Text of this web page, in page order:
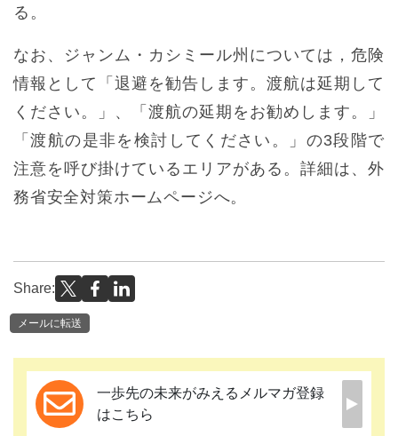
る。
なお、ジャンム・カシミール州については，危険
情報として「退避を勧告します。渡航は延期して
ください。」、「渡航の延期をお勧めします。」
「渡航の是非を検討してください。」の3段階で
注意を呼び掛けているエリアがある。詳細は、外
務省安全対策ホームページへ。
Share:
メールに転送
一歩先の未来がみえるメルマガ登録
はこちら